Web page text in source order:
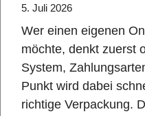
5. Juli 2026
Wer einen eigenen
möchte, denkt zuerst
System,
Punkt wird dabei
richtige Verpackung.